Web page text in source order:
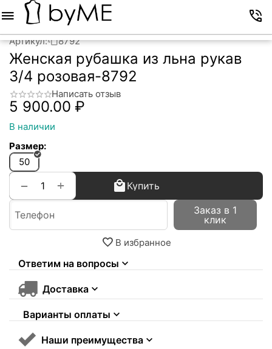
Артикул: 8792
Женская рубашка из льна рукав
3/4 розовая-8792
Написать отзыв
5 900.00 ₽
В наличии
Размер:
50
+
−
Купить
Заказ в 1
клик
В избранное
Ответим на вопросы
Доставка
Варианты оплаты
Наши преимущества
Меню Корзина Контакты